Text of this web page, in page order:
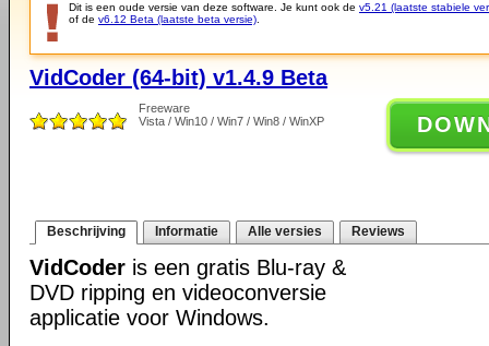
Dit is een oude versie van deze software. Je kunt ook de v5.21 (laatste stabiele
of de v6.12 Beta (laatste beta versie)
VidCoder (64-bit) v1.4.9 Beta
Freeware
Vista / Win10 / Win7 / Win8 / WinXP
Beschrijving Informatie Alle versies Reviews
VidCoder is een gratis Blu-ray &
DVD ripping en videoconversie
applicatie voor Windows.